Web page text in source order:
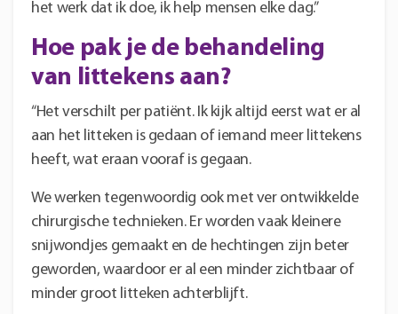
het werk dat ik doe, ik help mensen elke dag.”
Hoe pak je de behandeling
van littekens aan?
“Het verschilt per patiënt. Ik kijk altijd eerst wat er al
aan het litteken is gedaan of iemand meer littekens
heeft, wat eraan vooraf is gegaan.
We werken tegenwoordig ook met ver ontwikkelde
chirurgische technieken. Er worden vaak kleinere
snijwondjes gemaakt en de hechtingen zijn beter
geworden, waardoor er al een minder zichtbaar of
minder groot litteken achterblijft.